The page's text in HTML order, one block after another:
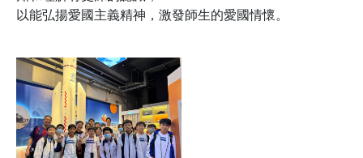
以能弘揚愛國主義精神，激發師生的愛國情懷。